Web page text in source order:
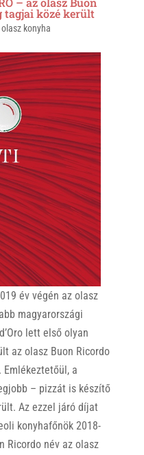
tagjai közé került
olasz konyha
év végén az olasz
magyarországi
lett első olyan
az olasz Buon Ricordo
a
– pizzát is készítő
Az ezzel járó díjat
konyhafőnök 2018-
Ricordo név az olasz